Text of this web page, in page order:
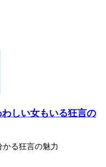
しい女もいる狂言の
る狂言の魅力